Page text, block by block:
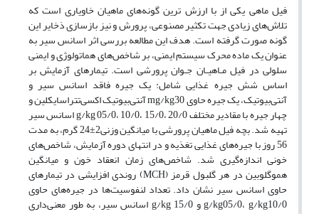
فیل ماهی یکی از با ارزش ترین گونه‌های ماهیان خاویاری است که
تلاش‌های زیادی جهت تکثیر مصنوعی، پرورش و نیز بازسازی ذخایر این
گونه صورت گرفته است. هدف این مطالعه بررسی اثر اسانس سیر به
عنوان یک ماده محرک سیستم ایمنی، بر شاخص‌های هماتولوژی و ایمنی
سلولی در فیل مـاهیـان جـوان پرورشی است. تیمار‌های آزمایش بر
اساس شش جیره غذایی شامل: یک جیره فاقد اسانس سیر و
آنتی‌بیوتیک، یک جیره حاوی mg/kg30 آنتی‌بیوتیک اکسی‌تتراسایکلین و
چهار جیره با مقادیر مختلف g/kg 05/0، 10/0، 15/0، 20/0 اسانس سیر
تهیه شد. بچه فیل ماهیان پرورشی با میانگین وزنی2±24 گرم، به مدت
56 روز با جیره‌های غذایی تغذیه و در انتهای دوره آزمایش، شاخص‌های
خونی اندازه‌گیری شد. شاخص‌های زمان انعقاد خون و میانگین
هموگلوبین در هر گلبول قرمز ‌(MCH)‌ روندی افزایشی در تیمار‌های
حاوی اسانس سیر نشان داد. تعداد لنفوسیت‌ها در جیره‌های حاوی
g/kg05/0، g/kg10/0 و g/kg 15/0 اسانس سیر، به طور معنی‌داری